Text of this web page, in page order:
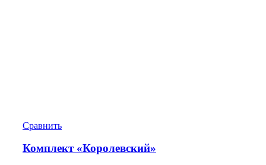
Сравнить
Комплект «Королевский»